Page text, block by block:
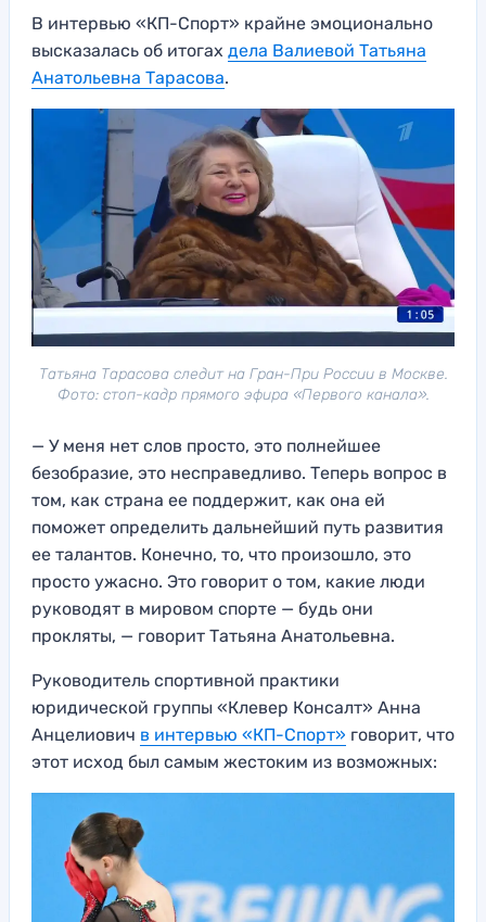
В интервью «КП-Спорт» крайне эмоционально
высказалась об итогах дела Валиевой Татьяна
Анатольевна Тарасова.
Татьяна Тарасова следит на Гран-При России в Москве.
Фото: стоп-кадр прямого эфира «Первого канала».
— У меня нет слов просто, это полнейшее
безобразие, это несправедливо. Теперь вопрос в
том, как страна ее поддержит, как она ей
поможет определить дальнейший путь развития
ее талантов. Конечно, то, что произошло, это
просто ужасно. Это говорит о том, какие люди
руководят в мировом спорте — будь они
прокляты, — говорит Татьяна Анатольевна.
Руководитель спортивной практики
юридической группы «Клевер Консалт» Анна
Анцелиович в интервью «КП-Спорт» говорит, что
этот исход был самым жестоким из возможных: